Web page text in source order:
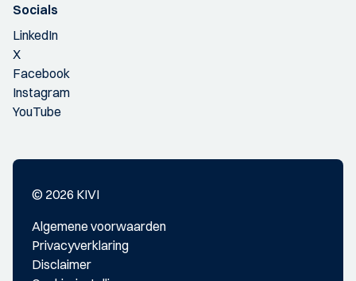
Socials
LinkedIn
X
Facebook
Instagram
YouTube
© 2026 KIVI
Algemene voorwaarden
Privacyverklaring
Disclaimer